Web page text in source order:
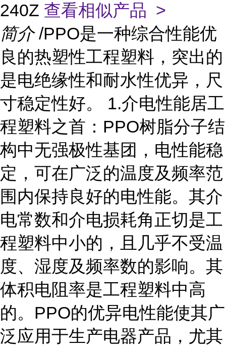
240Z 查看相似产品 >
简介 /PPO是一种综合性能优
良的热塑性工程塑料，突出的
是电绝缘性和耐水性优异，尺
寸稳定性好。 1.介电性能居工
程塑料之首：PPO树脂分子结
构中无强极性基团，电性能稳
定，可在广泛的温度及频率范
围内保持良好的电性能。其介
电常数和介电损耗角正切是工
程塑料中小的，且几乎不受温
度、湿度及频率数的影响。其
体积电阻率是工程塑料中高
的。PPO的优异电性能使其广
泛应用于生产电器产品，尤其